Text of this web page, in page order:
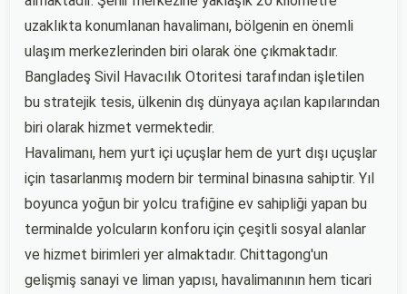
uzaklıkta konumlanan havalimanı, bölgenin en önemli
ulaşım merkezlerinden biri olarak öne çıkmaktadır.
Bangladeş Sivil Havacılık Otoritesi tarafından işletilen
bu stratejik tesis, ülkenin dış dünyaya açılan kapılarından
biri olarak hizmet vermektedir.
Havalimanı, hem yurt içi uçuşlar hem de yurt dışı uçuşlar
için tasarlanmış modern bir terminal binasına sahiptir. Yıl
boyunca yoğun bir yolcu trafiğine ev sahipliği yapan bu
terminalde yolcuların konforu için çeşitli sosyal alanlar
ve hizmet birimleri yer almaktadır. Chittagong'un
gelişmiş sanayi ve liman yapısı, havalimanının hem ticari